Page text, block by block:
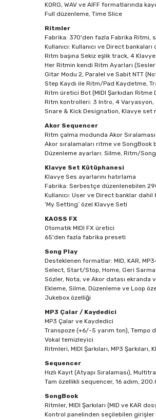
KORG, WAV ve AIFF formatlarında
Full düzenleme, Time Slice
Ritmler
Fabrika: 370'den fazla Fabrika Ritmi,
Kullanıcı: Kullanıcı ve Direct bankaları
Ritm başına Sekiz eşlik track, 4
Her Ritmin kendi Ritm Ayarları
Gitar Modu 2, Paralel ve Sabit NTT
Step Kaydı ile Ritm/Pad Kaydetme,
Ritm üretici Bot (MIDI Şarkıdan Ritme
Ritm kontrolleri: 3 Intro, 4 Varyasyon,
Snare & Kick Designation, Klavye set
Akor Sequencer
Ritm çalma modunda Akor
Akor sıralamaları ritme ve
Düzenleme ayarları: Silme, Ritm/
Klavye Set Kütüphanesi
Klavye Ses ayarlarını hatırlama
Fabrika: Serbestçe düzenlenebilen
Kullanıcı: User ve Direct banklar dahil
‘My Setting’ özel Klavye Seti
KAOSS FX
Otomatik MIDI FX üretici
65'den fazla fabrika preseti
Song Play
Desteklenen formatlar: MID, KAR,
Select, Start/Stop, Home, Geri
Sözler, Nota, ve Akor datası
Ekleme, Silme, Düzenleme ve Loop
Jukebox özelliği
MP3 Çalar / Kaydedici
MP3 Çalar ve Kaydedici
Transpoze (+6/-5 yarım ton), Tempo
Vokal temizleyici
Ritmleri, MIDI Şarkıları, MP3
Sequencer
Hızlı Kayıt (Atyapı Sıralaması),
Tam özellikli sequencer, 16 adım,
SongBook
Ritmler, MIDI Şarkıları (MID ve KAR
Kontrol panelinden seçilebilen girişler